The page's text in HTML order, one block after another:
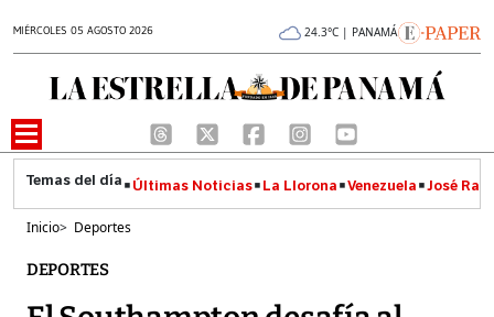
MIÉRCOLES 05 AGOSTO 2026 24.3°C | PANAMÁ
Últimas Noticias La Llorona Venezuela José
Inicio> Deportes
DEPORTES